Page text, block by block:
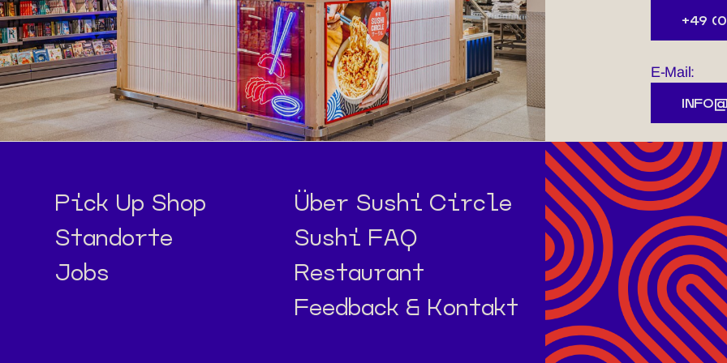
+49
E-Mail:
Pick Up Shop
Standorte
Jobs
Über Sushi Circle
Sushi FAQ
Restaurant
Feedback & Kontakt